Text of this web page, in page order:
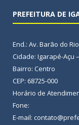
PREFEITURA DE
End.: Av. Barão do
Cidade: Igarapé-Açu
Bairro: Centro
CEP: 68725-000
Horário de
Fone:
E-mail: